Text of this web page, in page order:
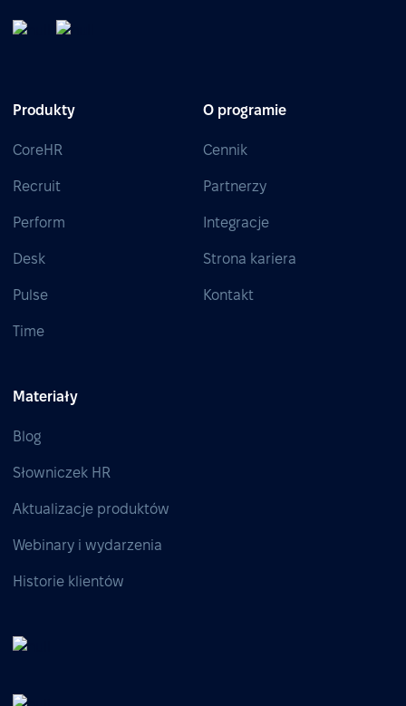
Produkty
CoreHR
Recruit
Perform
Desk
Pulse
Time
O programie
Cennik
Partnerzy
Integracje
Strona kariera
Kontakt
Materiały
Blog
Słowniczek HR
Aktualizacje produktów
Webinary i wydarzenia
Historie klientów